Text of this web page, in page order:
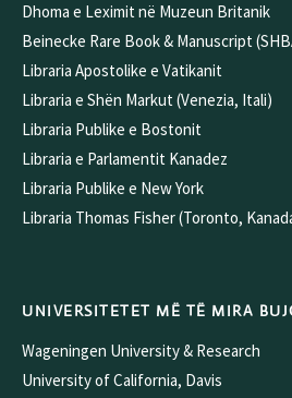
Dhoma e Leximit në Muzeun Britanik
Beinecke Rare Book & Manuscript
Libraria Apostolike e Vatikanit
Libraria e Shën Markut (Venezia, Itali)
Libraria Publike e Bostonit
Libraria e Parlamentit Kanadez
Libraria Publike e New York
Libraria Thomas Fisher (Toronto,
UNIVERSITETET MË TË MIRA
Wageningen University & Research
University of California, Davis